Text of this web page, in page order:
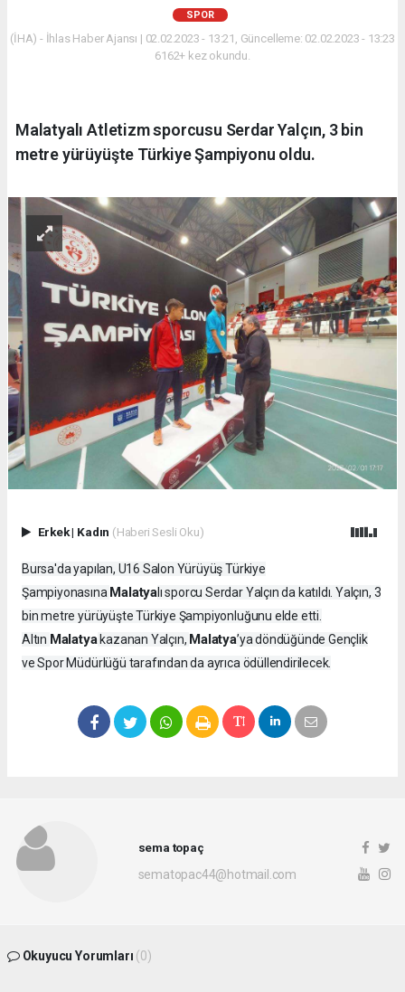
SPOR
(İHA) - İhlas Haber Ajansı | 02.02.2023 - 13:21, Güncelleme: 02.02.2023 - 13:23
6162+ kez okundu.
Malatyalı Atletizm sporcusu Serdar Yalçın, 3 bin
metre yürüyüşte Türkiye Şampiyonu oldu.
Erkek| Kadın (Haberi Sesli Oku)
Bursa'da yapılan, U16 Salon Yürüyüş Türkiye
Şampiyonasına Malatyalı sporcu Serdar Yalçın da katıldı. Yalçın, 3
bin metre yürüyüşte Türkiye Şampiyonluğunu elde etti.
Altın Malatyakazanan Yalçın, Malatya’ya döndüğünde Gençlik
ve Spor Müdürlüğü tarafından da ayrıca ödüllendirilecek.
sema topaç
sematopac44@hotmail.com
Okuyucu Yorumları (0)